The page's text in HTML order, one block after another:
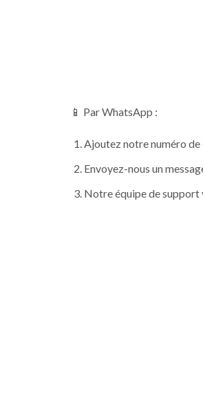
📱 Par WhatsApp :
Ajoutez notre numéro
Envoyez-nous un
Notre équipe de support